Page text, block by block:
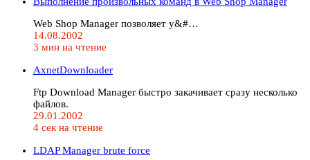
Web Shop Manager позволяет у&#…
14.08.2002
3 мин на чтение
AxnetDownloader
Ftp Download Manager быстро закачивает сразу несколько
файлов.
29.01.2002
4 сек на чтение
LDAP Manager brute force